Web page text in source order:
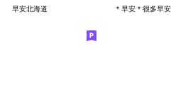
早安北海道 * 早安 * 很多早